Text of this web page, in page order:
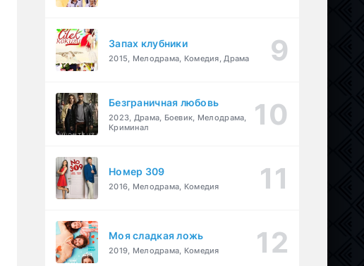
Запах клубники
2015, Мелодрама, Комедия, Драма
Безграничная любовь
2023, Драма, Боевик, Мелодрама,
Криминал
Номер 309
2016, Мелодрама, Комедия
Моя сладкая ложь
2019, Мелодрама, Комедия